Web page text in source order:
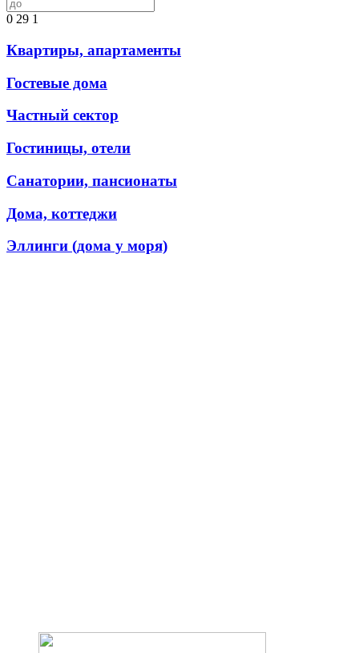
0 29 1
Квартиры, апартаменты
Гостевые дома
Частный сектор
Гостиницы, отели
Санатории, пансионаты
Дома, коттеджи
Эллинги (дома у моря)